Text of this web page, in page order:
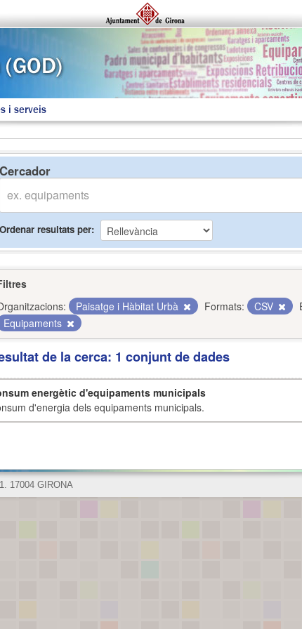
i serveis
Cercador
Ordenar resultats per
Paisatge i Hàbitat Urbà Formats: CSV
Equipaments
de la cerca: 1 conjunt de dades
energètic d'equipaments municipals
d'energia dels equipaments municipals.
17004 GIRONA